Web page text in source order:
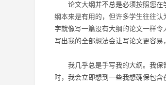
论文大纲并不总是必须按照您在
纲本来是有用的，但许多学生往往认
字就像写一篇没有大纲的论文一样令
写出我的全部想法会让写论文更容易
我几乎总是手写我的大纲。 我保
时，我会立即想到一些我想确保包含